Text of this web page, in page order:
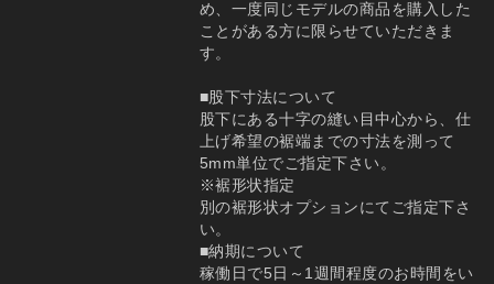
め、一度同じモデルの商品を購入した
ことがある方に限らせていただきま
す。
■股下寸法について
股下にある十字の縫い目中心から、仕
上げ希望の裾端までの寸法を測って
5mm単位でご指定下さい。
※裾形状指定
別の裾形状オプションにてご指定下さ
い。
■納期について
稼働日で5日～1週間程度のお時間をい